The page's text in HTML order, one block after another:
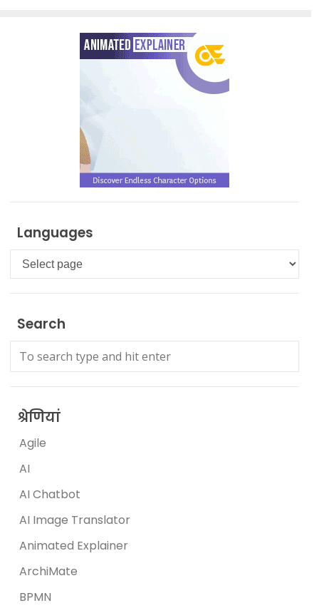
Languages
Languages
Search
श्रेणियां
Agile
AI
AI Chatbot
AI Image Translator
Animated Explainer
ArchiMate
BPMN